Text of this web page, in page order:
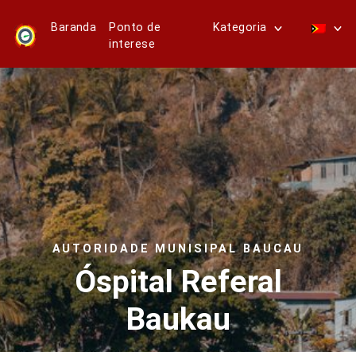
Baranda
Ponto de
interese
Kategoria
AUTORIDADE MUNISIPAL BAUCAU
Óspital Referal
Baukau